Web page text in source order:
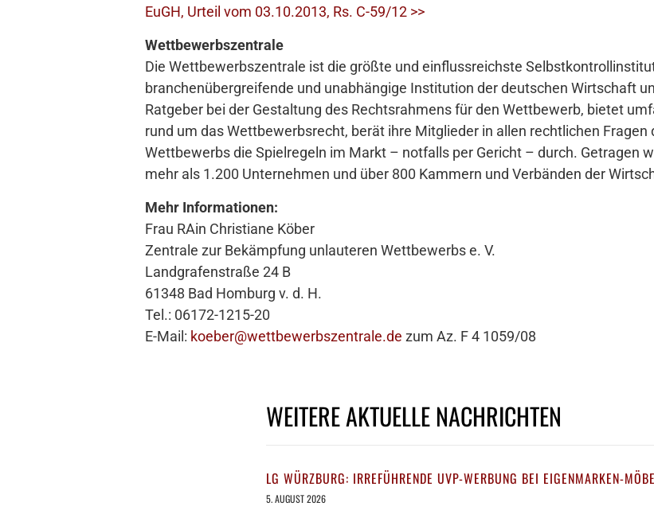
EuGH, Urteil vom 03.10.2013, Rs. C-59/12 >>
Wettbewerbszentrale
Die Wettbewerbszentrale ist die größte und einflussreichste
branchenübergreifende und unabhängige Institution der deutschen Wirtschaft
Ratgeber bei der Gestaltung des Rechtsrahmens für den Wettbewerb, bietet
rund um das Wettbewerbsrecht, berät ihre Mitglieder in allen rechtlichen
Wettbewerbs die Spielregeln im Markt – notfalls per Gericht – durch. Getragen
mehr als 1.200 Unternehmen und über 800 Kammern und Verbänden der
Mehr Informationen:
Frau RAin Christiane Köber
Zentrale zur Bekämpfung unlauteren Wettbewerbs e. V.
Landgrafenstraße 24 B
61348 Bad Homburg v. d. H.
Tel.: 06172-1215-20
E-Mail: koeber@wettbewerbszentrale.de zum Az. F 4 1059/08
WEITERE AKTUELLE NACHRICHTEN
LG WÜRZBURG: IRREFÜHRENDE UVP-WERBUNG BEI EIGENMARKEN-
5. AUGUST 2026